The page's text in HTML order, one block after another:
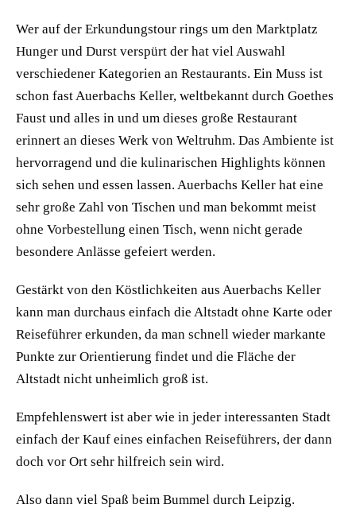
Wer auf der Erkundungstour rings um den Marktplatz
Hunger und Durst verspürt der hat viel Auswahl
verschiedener Kategorien an Restaurants. Ein Muss ist
schon fast Auerbachs Keller, weltbekannt durch Goethes
Faust und alles in und um dieses große Restaurant
erinnert an dieses Werk von Weltruhm. Das Ambiente ist
hervorragend und die kulinarischen Highlights können
sich sehen und essen lassen. Auerbachs Keller hat eine
sehr große Zahl von Tischen und man bekommt meist
ohne Vorbestellung einen Tisch, wenn nicht gerade
besondere Anlässe gefeiert werden.
Gestärkt von den Köstlichkeiten aus Auerbachs Keller
kann man durchaus einfach die Altstadt ohne Karte oder
Reiseführer erkunden, da man schnell wieder markante
Punkte zur Orientierung findet und die Fläche der
Altstadt nicht unheimlich groß ist.
Empfehlenswert ist aber wie in jeder interessanten Stadt
einfach der Kauf eines einfachen Reiseführers, der dann
doch vor Ort sehr hilfreich sein wird.
Also dann viel Spaß beim Bummel durch Leipzig.